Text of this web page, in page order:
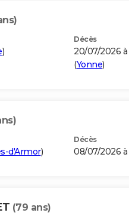
)
Décès
20/07/2026 à
(Yonne)
d'Armor)
Décès
08/07/2026 à
(79 ans)